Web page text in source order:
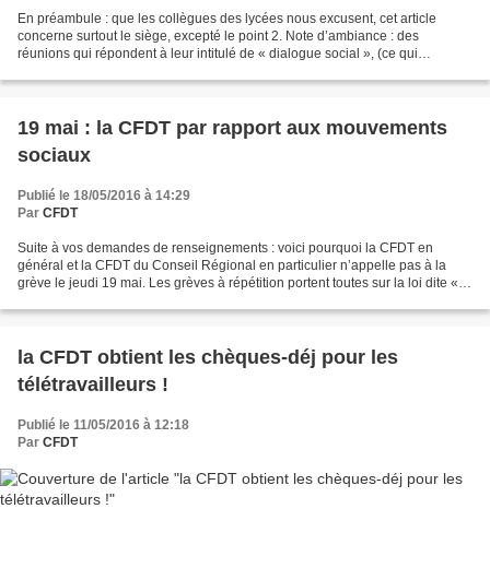
En préambule : que les collègues des lycées nous excusent, cet article
concerne surtout le siège, excepté le point 2. Note d’ambiance : des
réunions qui répondent à leur intitulé de « dialogue social », (ce qui
19 mai : la CFDT par rapport aux mouvements
sociaux
Publié le 18/05/2016 à 14:29
Par CFDT
Suite à vos demandes de renseignements : voici pourquoi la CFDT en
général et la CFDT du Conseil Régional en particulier n’appelle pas à la
grève le jeudi 19 mai. Les grèves à répétition portent toutes sur la loi dite «
la CFDT obtient les chèques-déj pour les
télétravailleurs !
Publié le 11/05/2016 à 12:18
Par CFDT